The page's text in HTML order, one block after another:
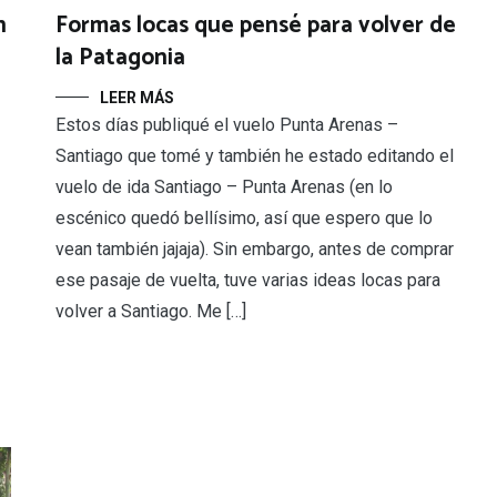
Formas locas que pensé para volver de
la Patagonia
LEER MÁS
Estos días publiqué el vuelo Punta Arenas –
Santiago que tomé y también he estado editando el
vuelo de ida Santiago – Punta Arenas (en lo
escénico quedó bellísimo, así que espero que lo
vean también jajaja). Sin embargo, antes de comprar
ese pasaje de vuelta, tuve varias ideas locas para
volver a Santiago. Me […]